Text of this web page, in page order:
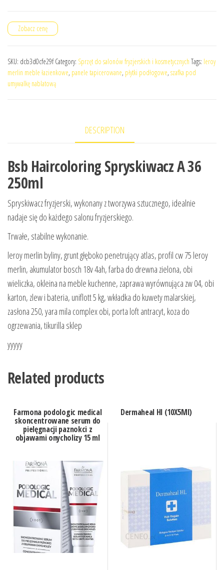
Zobacz cenę
SKU: dcb3d0cfe29f Category: Sprzęt do salonów fryzjerskich i kosmetycznych Tags: leroy
merlin meble łazienkowe, panele tapicerowane, płytki podłogowe, szafka pod
umywalkę nablatową
DESCRIPTION
Bsb Haircoloring Spryskiwacz A 36
250ml
Spryskiwacz fryzjerski, wykonany z tworzywa sztucznego, idealnie
nadaje się do każdego salonu fryzjerskiego.
Trwałe, stabilne wykonanie.
leroy merlin byliny, grunt głęboko penetrujący atlas, profil cw 75 leroy
merlin, akumulator bosch 18v 4ah, farba do drewna zielona, obi
wieliczka, okleina na meble kuchenne, zaprawa wyrównująca zw 04, obi
karton, zlew i bateria, uniflott 5 kg, wkładka do kuwety malarskiej,
zasłona 250, yara mila complex obi, porta loft antracyt, koza do
ogrzewania, tikurilla sklep
yyyyy
Related products
Farmona podologic medical
skoncentrowane serum do
pielęgnacji paznokci z
objawami onycholizy 15 ml
Dermaheal Hl (10X5Ml)